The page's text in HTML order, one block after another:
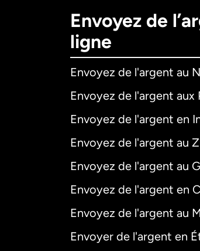
Envoyez de
ligne
Envoyez de l'argent au
Envoyez de l'argent aux
Envoyez de l'argent en
Envoyez de l'argent au
Envoyez de l'argent au
Envoyez de l'argent en
Envoyez de l'argent au
Envoyer de l'argent en